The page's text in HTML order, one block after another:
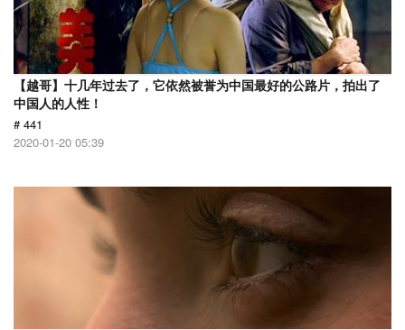
【越哥】十几年过去了，它依然被誉为中国最好的公路片，拍出了
中国人的人性！
# 441
2020-01-20 05:39